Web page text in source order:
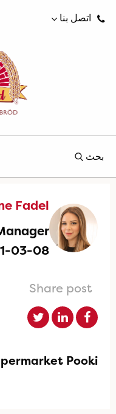
اتصل بنا
بحث
Fadel
03-08
Share post
Pooki